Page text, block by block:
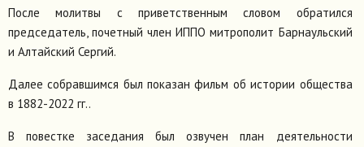
После молитвы с приветственным словом обратился
председатель, почетный член ИППО митрополит Барнаульский
и Алтайский Сергий.
Далее собравшимся был показан фильм об истории общества
в 1882-2022 гг..
В повестке заседания был озвучен план деятельности